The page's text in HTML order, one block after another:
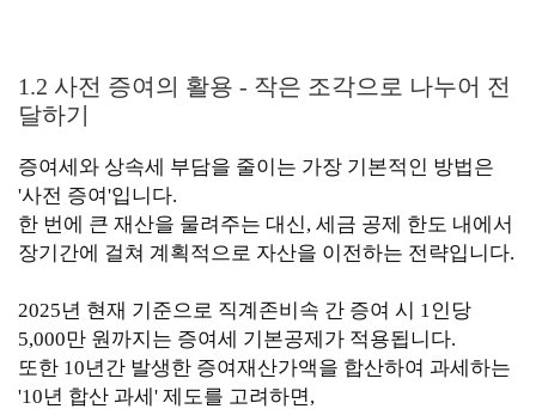
1.2 사전 증여의 활용 - 작은 조각으로 나누어 전
달하기
증여세와 상속세 부담을 줄이는 가장 기본적인 방법은
'사전 증여'입니다.
한 번에 큰 재산을 물려주는 대신, 세금 공제 한도 내에서
장기간에 걸쳐 계획적으로 자산을 이전하는 전략입니다.
2025년 현재 기준으로 직계존비속 간 증여 시 1인당
5,000만 원까지는 증여세 기본공제가 적용됩니다.
또한 10년간 발생한 증여재산가액을 합산하여 과세하는
'10년 합산 과세' 제도를 고려하면,